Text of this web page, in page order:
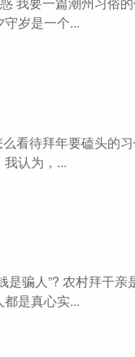
岁是一个...
看待拜年要磕头的
认为，...
骗人”? 农村拜干
是真心实...